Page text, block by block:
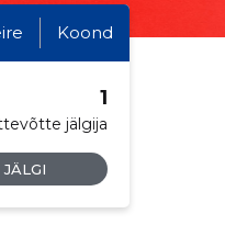
Koond
jälgija
1
JÄLGI